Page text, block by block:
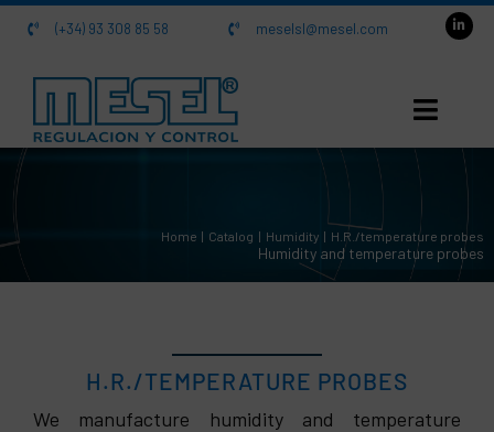
Skip
(+34) 93 308 85 58 meselsl@mesel.com
Contact
Home Catalog Humidity H.R./temperature probes
Humidity and temperature probes
H.R./TEMPERATURE PROBES
We manufacture humidity and temperature